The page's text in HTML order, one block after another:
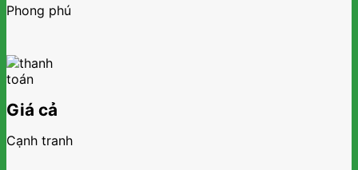
Phong phú
Giá cả
Cạnh tranh